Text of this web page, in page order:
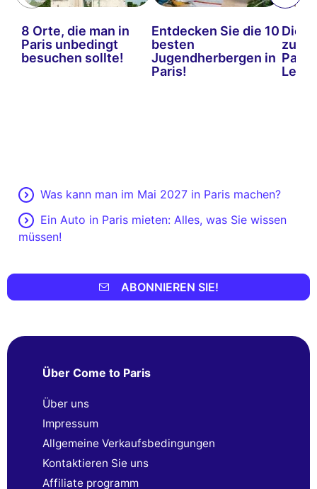
8 Orte, die man in
Paris unbedingt
besuchen sollte!
Entdecken Sie die 10
besten
Jugendherbergen in
Paris!
Die
zum
Was kann man im Mai 2027 in Paris machen?
Ein Auto in Paris mieten: Alles, was Sie wissen
müssen!
ABONNIEREN SIE!
Über Come to Paris
Über uns
Impressum
Allgemeine Verkaufsbedingungen
Kontaktieren Sie uns
Affiliate programm